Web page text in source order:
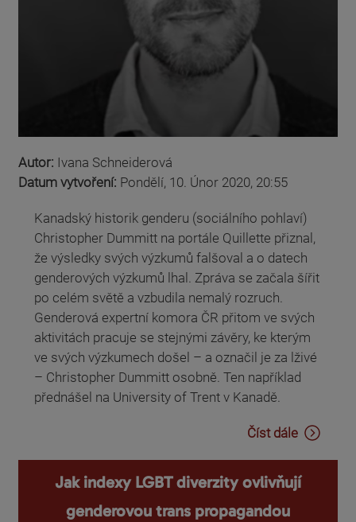
Autor: Ivana Schneiderová
Datum vytvoření: Pondělí, 10. Únor 2020, 20:55
Kanadský historik genderu (sociálního pohlaví)
Christopher Dummitt na portále Quillette přiznal,
že výsledky svých výzkumů falšoval a o datech
genderových výzkumů lhal. Zpráva se začala šířit
po celém světě a vzbudila nemalý rozruch.
Genderová expertní komora ČR přitom ve svých
aktivitách pracuje se stejnými závěry, ke kterým
ve svých výzkumech došel – a označil je za lživé
– Christopher Dummitt osobně. Ten například
přednášel na University of Trent v Kanadě.
Číst dále
Jak indexy LGBT diverzity ovlivňují
genderovou trans propagandou